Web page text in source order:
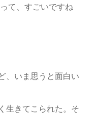
て、すごいですね
、いま思うと面白い
生きてこられた。そ